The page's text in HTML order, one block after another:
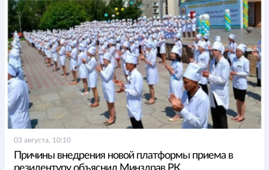
03 августа, 10:10
Причины внедрения новой платформы приема в